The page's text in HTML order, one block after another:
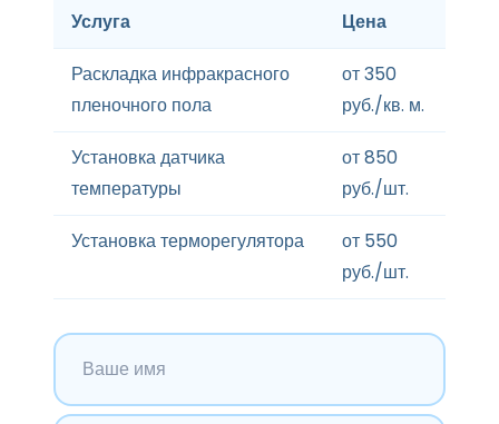
Услуга Цена
Раскладка инфракрасного
пленочного пола
от 350
руб./кв. м.
Установка датчика
температуры
от 850
руб./шт.
Установка терморегулятора
от 550
руб./шт.